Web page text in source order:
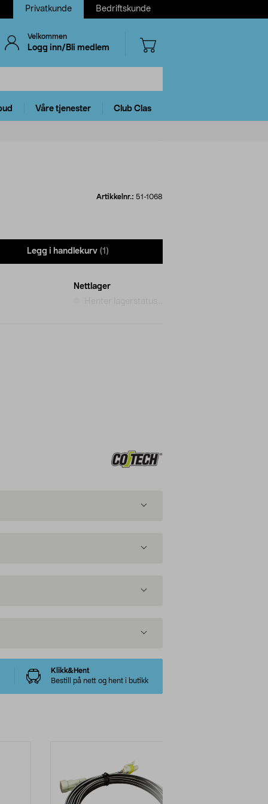
Privatkunde Bedriftskunde
Velkommen
Logg inn/Bli medlem
Våre tjenester Club Clas
Artikkelnr.: 51-1068
Legg i handlekurv (1)
Nettlager
Klikk&Hent
Bestill på nett og hent i butikk